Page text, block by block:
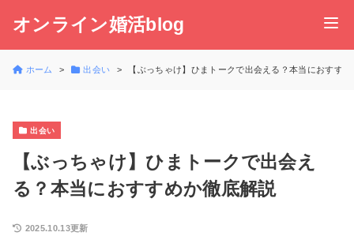
オンライン婚活blog
ホーム 出会い 【ぶっちゃけ】ひまトークで出会える？本当におすす
出会い
【ぶっちゃけ】ひまトークで出会え
る？本当におすすめか徹底解説
2025.10.13更新